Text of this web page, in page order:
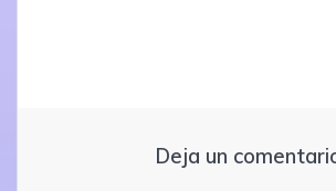
Deja un